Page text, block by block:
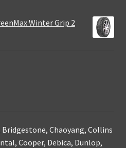
Winter Grip 2
Bridgestone, Chaoyang, Collins
Cooper, Debica, Dunlop,